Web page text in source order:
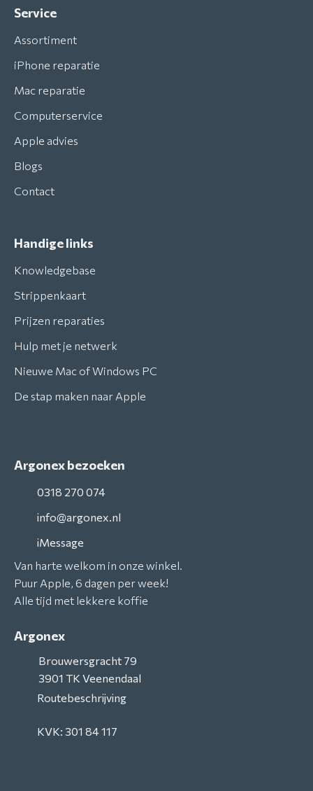
Service
Assortiment
iPhone reparatie
Mac reparatie
Computerservice
Apple advies
Blogs
Contact
Handige links
Knowledgebase
Strippenkaart
Prijzen reparaties
Hulp met je netwerk
Nieuwe Mac of Windows PC
De stap maken naar Apple
Argonex bezoeken
0318 270 074
info@argonex.nl
iMessage
Van harte welkom in onze winkel.
Puur Apple, 6 dagen per week!
Alle tijd met lekkere koffie
Argonex
Brouwersgracht 79
3901 TK Veenendaal
Routebeschrijving
KVK: 301 84 117